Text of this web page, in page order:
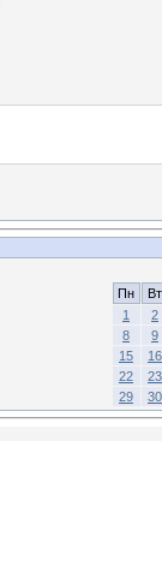
Пн
Вт
1
2
8
9
15
16
22
23
29
30